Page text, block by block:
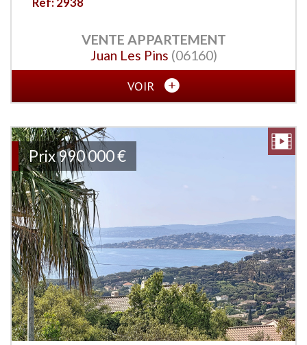
VENTE APPARTEMENT
Juan Les Pins (06160)
VOIR
Prix990 000€